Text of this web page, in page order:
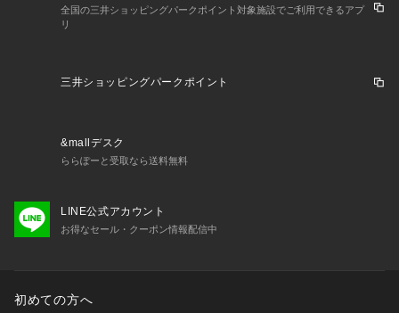
全国の三井ショッピングパークポイント対象施設でご利用できるアプ
リ
三井ショッピングパークポイント
&mallデスク
ららぽーと受取なら送料無料
LINE公式アカウント
お得なセール・クーポン情報配信中
初めての方へ